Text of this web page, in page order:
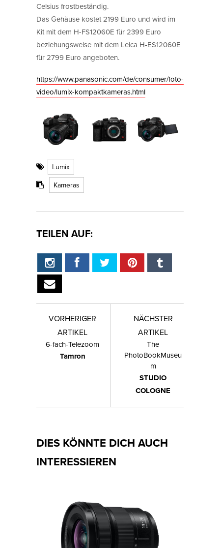
Celsius frostbeständig.
Das Gehäuse kostet 2199 Euro und wird im
Kit mit dem H-FS12060E für 2399 Euro
beziehungsweise mit dem Leica H-ES12060E
für 2799 Euro angeboten.
https://www.panasonic.com/de/consumer/foto-
video/lumix-kompaktkameras.html
Lumix
Kameras
TEILEN AUF:
VORHERIGER
ARTIKEL
6-fach-Telezoom
Tamron
NÄCHSTER
ARTIKEL
The
PhotoBookMuseu
m
STUDIO
COLOGNE
DIES KÖNNTE DICH AUCH
INTERESSIEREN